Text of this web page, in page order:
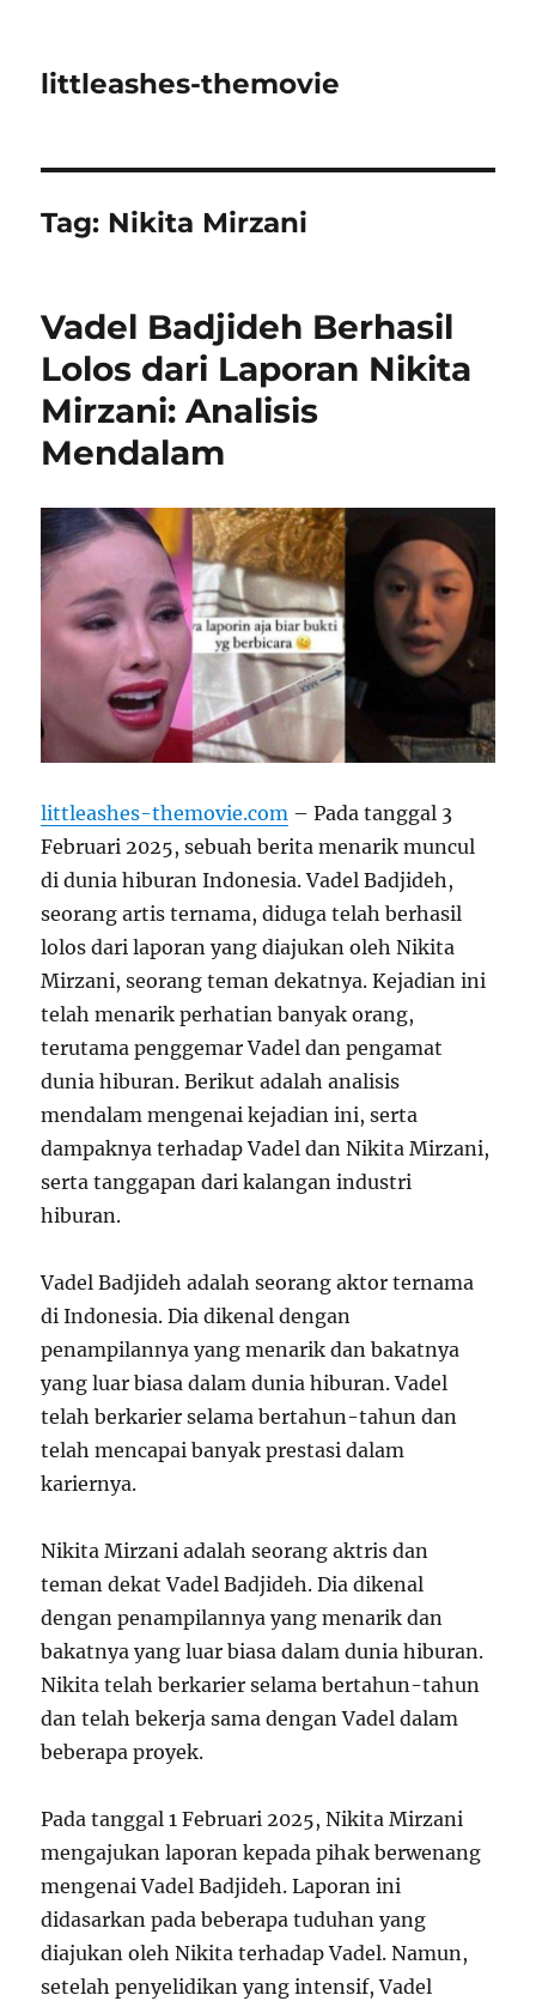
littleashes-themovie
Tag: Nikita Mirzani
Vadel Badjideh Berhasil
Lolos dari Laporan Nikita
Mirzani: Analisis
Mendalam
littleashes-themovie.com – Pada tanggal 3
Februari 2025, sebuah berita menarik muncul
di dunia hiburan Indonesia. Vadel Badjideh,
seorang artis ternama, diduga telah berhasil
lolos dari laporan yang diajukan oleh Nikita
Mirzani, seorang teman dekatnya. Kejadian ini
telah menarik perhatian banyak orang,
terutama penggemar Vadel dan pengamat
dunia hiburan. Berikut adalah analisis
mendalam mengenai kejadian ini, serta
dampaknya terhadap Vadel dan Nikita Mirzani,
serta tanggapan dari kalangan industri
hiburan.
Vadel Badjideh adalah seorang aktor ternama
di Indonesia. Dia dikenal dengan
penampilannya yang menarik dan bakatnya
yang luar biasa dalam dunia hiburan. Vadel
telah berkarier selama bertahun-tahun dan
telah mencapai banyak prestasi dalam
kariernya.
Nikita Mirzani adalah seorang aktris dan
teman dekat Vadel Badjideh. Dia dikenal
dengan penampilannya yang menarik dan
bakatnya yang luar biasa dalam dunia hiburan.
Nikita telah berkarier selama bertahun-tahun
dan telah bekerja sama dengan Vadel dalam
beberapa proyek.
Pada tanggal 1 Februari 2025, Nikita Mirzani
mengajukan laporan kepada pihak berwenang
mengenai Vadel Badjideh. Laporan ini
didasarkan pada beberapa tuduhan yang
diajukan oleh Nikita terhadap Vadel. Namun,
setelah penyelidikan yang intensif, Vadel